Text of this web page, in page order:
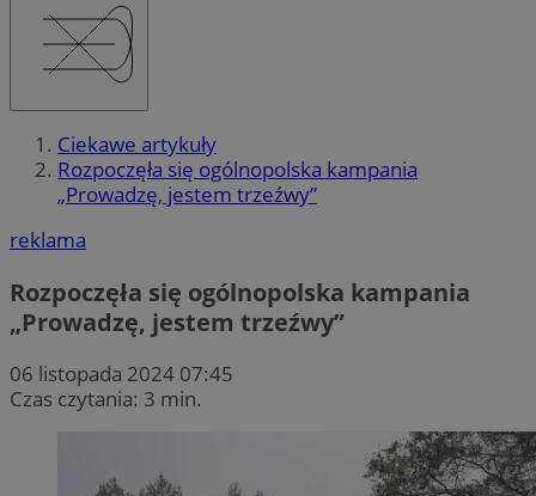
Ciekawe artykuły
Rozpoczęła się ogólnopolska kampania
„Prowadzę, jestem trzeźwy”
reklama
Rozpoczęła się ogólnopolska kampania
„Prowadzę, jestem trzeźwy”
06 listopada 2024 07:45
Czas czytania: 3 min.